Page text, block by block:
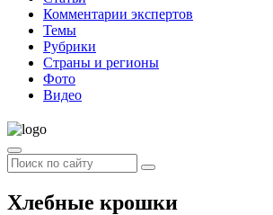
Комментарии экспертов
Темы
Рубрики
Страны и регионы
Фото
Видео
Хлебные крошки